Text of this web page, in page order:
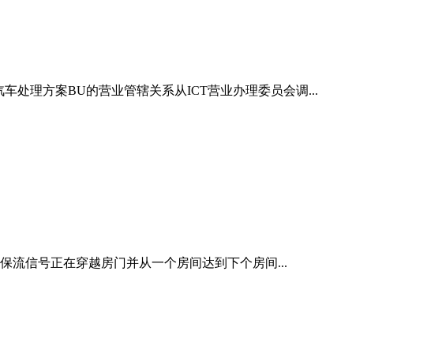
处理方案BU的营业管辖关系从ICT营业办理委员会调...
流信号正在穿越房门并从一个房间达到下个房间...